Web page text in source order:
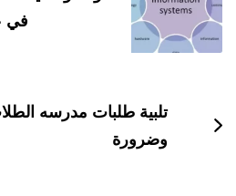
في
تلبية طلبات مدرسه
وضرورة